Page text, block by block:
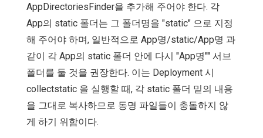
AppDirectoriesFinder을 추가해 주어야 한다. 각
App의 static 폴더는 그 폴더명을 "static" 으로 지정
해 주어야 하며, 일반적으로 App명/static/App명 과
같이 각 App의 static 폴더 안에 다시 "App명"" 서브
폴더를 둘 것을 권장한다. 이는 Deployment 시
collectstatic 을 실행할 때, 각 static 폴더 밑의 내용
을 그대로 복사하므로 동명 파일들이 충돌하지 않
게 하기 위함이다.